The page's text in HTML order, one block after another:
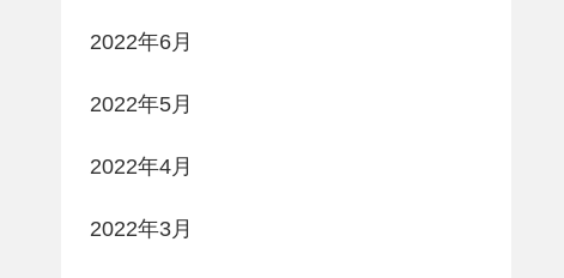
2022年6月
2022年5月
2022年4月
2022年3月